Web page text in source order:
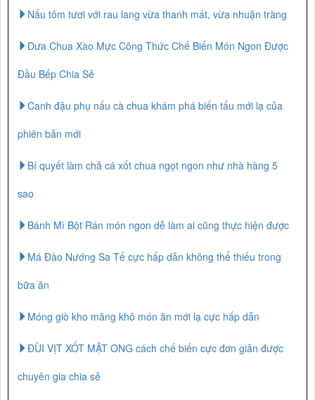
Nấu tôm tươi với rau lang vừa thanh mát, vừa nhuận tràng
Dưa Chua Xào Mực Công Thức Chế Biến Món Ngon Được
Đầu Bếp Chia Sẻ
Canh đậu phụ nấu cà chua khám phá biến tấu mới lạ của
phiên bản mới
Bí quyết làm chả cá xốt chua ngọt ngon như nhà hàng 5
sao
Bánh Mì Bột Rán món ngon dễ làm ai cũng thực hiện được
Má Đào Nướng Sa Tế cực hấp dẫn không thể thiếu trong
bữa ăn
Móng giò kho măng khô món ăn mới lạ cực hấp dẫn
ĐÙI VỊT XỐT MẬT ONG cách chế biến cực đơn giản được
chuyên gia chia sẻ